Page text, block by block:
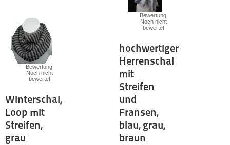
Bewertung:
Noch nicht
bewertet
Winterschal,
Loop mit
Streifen,
grau
Bewertung:
Noch nicht
bewertet
hochwertiger
Herrenschal
mit
Streifen
und
Fransen,
blau, grau,
braun